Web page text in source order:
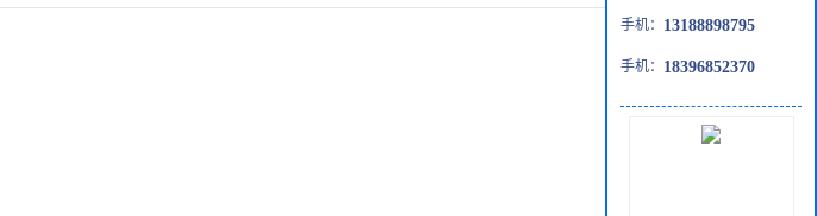
手机： 13188898795
手机： 18396852370